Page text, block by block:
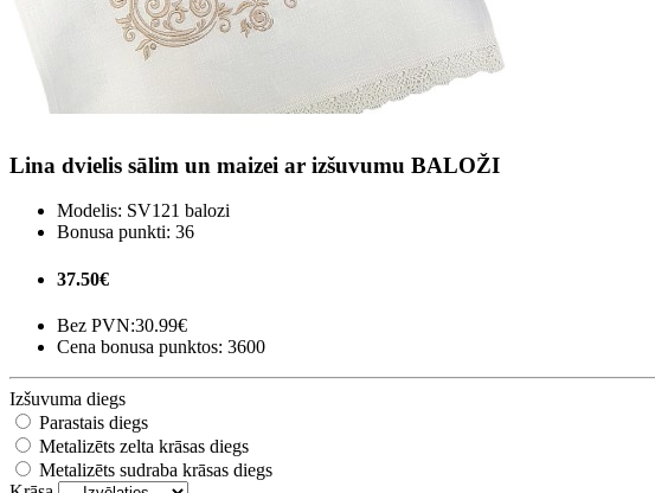
Lina dvielis sālim un maizei ar izšuvumu BALOŽI
Modelis: SV121 balozi
Bonusa punkti: 36
37.50€
Bez PVN:30.99€
Cena bonusa punktos: 3600
Izšuvuma diegs
Parastais diegs
Metalizēts zelta krāsas diegs
Metalizēts sudraba krāsas diegs